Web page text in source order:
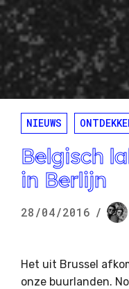
NIEUWS
Belgisch
in Berlijn
28/04/2016 /
Het uit Brussel
onze buurlanden.